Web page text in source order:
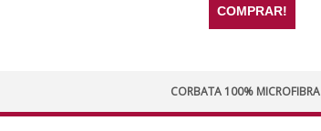
COMPRAR!
CORBATA 100%